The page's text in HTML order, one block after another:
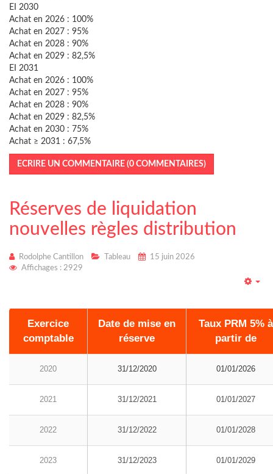
EI 2030
Achat en 2026 : 100%
Achat en 2027 : 95%
Achat en 2028 : 90%
Achat en 2029 : 82,5%
EI 2031
Achat en 2026 : 100%
Achat en 2027 : 95%
Achat en 2028 : 90%
Achat en 2029 : 82,5%
Achat en 2030 : 75%
Achat ≥ 2031 : 67,5%
ECRIRE UN COMMENTAIRE (0 COMMENTAIRES)
Réserves de liquidation
nouvelles règles distribution
Rodolphe Cantillon Tableau
15 juin 2026
Affichages : 2929
Exercice
comptable
Date de mise en
réserve
Taux PRM 5% à
partir de
2020 31/12/2020 01/01/2026
2021 31/12/2021 01/01/2027
2022 31/12/2022 01/01/2028
2023 31/12/2023 01/01/2029